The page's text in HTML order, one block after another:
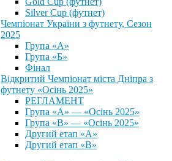
Silver Cup (футнет)
Чемпіонат України з футнету, Сезон
2025
Група «А»
Група «Б»
Фінал
Відкритий Чемпіонат міста Дніпра з
футнету «Осінь 2025»
РЕГЛАМЕНТ
Група «А» — «Осінь 2025»
Група «В» — «Осінь 2025»
Другий етап «А»
Другий етап «В»